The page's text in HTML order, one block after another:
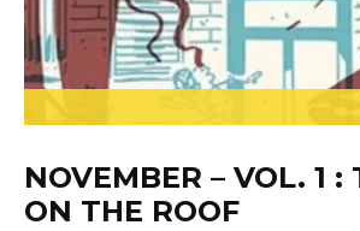
NOVEMBER – VOL. 1 :
ON THE ROOF